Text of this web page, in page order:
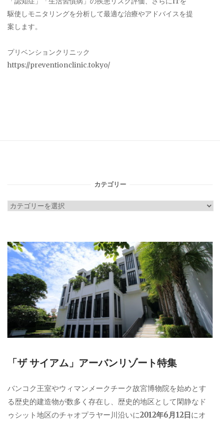
駆使しモニタリングを分析して最適な治療やアドバイスを提
案します。
プリベンションクリニック
https://preventionclinic.tokyo/
カテゴリー
カ
リ
ー
「ザ サイアム」アーバンリゾート特集
バンコク王室やウィマンメークチーク故宮博物院を始めとす
る歴史的建造物が数多く存在し、歴史的地区として閑静なド
ゥシット地区のチャオプラヤー川沿いに2012年6月12日にオ